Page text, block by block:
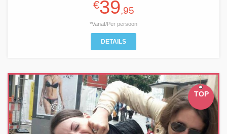
€39,95
*Vanaf/Per persoon
DETAILS
TOP